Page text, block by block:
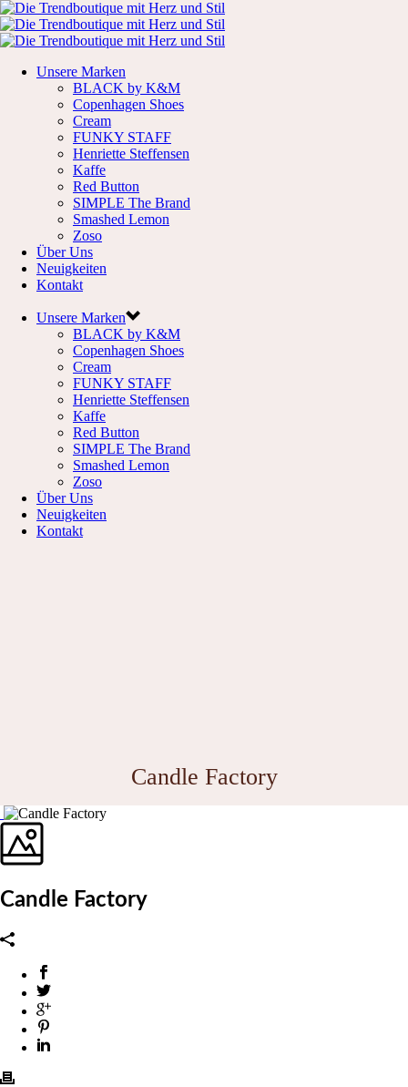
Unsere Marken
BLACK by K&M
Copenhagen Shoes
Cream
FUNKY STAFF
Henriette Steffensen
Kaffe
Red Button
SIMPLE The Brand
Smashed Lemon
Zoso
Über Uns
Neuigkeiten
Kontakt
Unsere Marken
BLACK by K&M
Copenhagen Shoes
Cream
FUNKY STAFF
Henriette Steffensen
Kaffe
Red Button
SIMPLE The Brand
Smashed Lemon
Zoso
Über Uns
Neuigkeiten
Kontakt
Candle Factory
Candle Factory